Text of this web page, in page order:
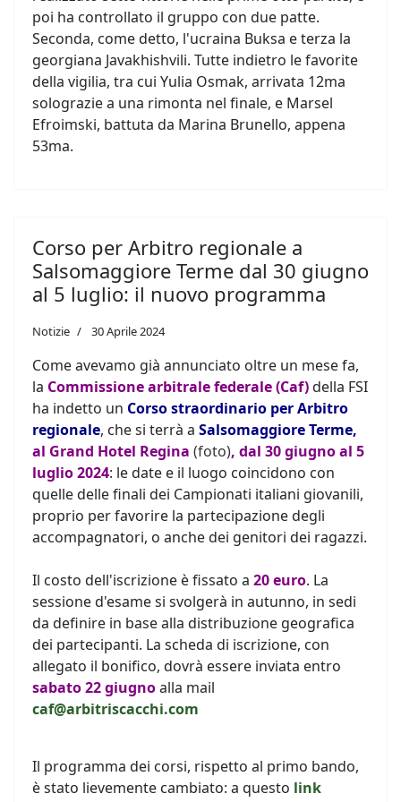
poi ha controllato il gruppo con due patte.
Seconda, come detto, l'ucraina Buksa e terza la
georgiana Javakhishvili. Tutte indietro le favorite
della vigilia, tra cui Yulia Osmak, arrivata 12ma
solograzie a una rimonta nel finale, e Marsel
Efroimski, battuta da Marina Brunello, appena
53ma.
Corso per Arbitro regionale a
Salsomaggiore Terme dal 30 giugno
al 5 luglio: il nuovo programma
Notizie 30 Aprile 2024
Come avevamo già annunciato oltre un mese fa,
la Commissione arbitrale federale (Caf)della FSI
ha indetto un Corso straordinario per Arbitro
regionale, che si terrà a Salsomaggiore Terme,
al Grand Hotel Regina (foto), dal 30 giugno al 5
luglio 2024: le date e il luogo coincidono con
quelle delle finali dei Campionati italiani giovanili,
proprio per favorire la partecipazione degli
accompagnatori, o anche dei genitori dei ragazzi.
Il costo dell'iscrizione è fissato a 20 euro. La
sessione d'esame si svolgerà in autunno, in sedi
da definire in base alla distribuzione geografica
dei partecipanti. La scheda di iscrizione, con
allegato il bonifico, dovrà essere inviata entro
sabato 22 giugnoalla mail
caf@arbitriscacchi.com
Il programma dei corsi, rispetto al primo bando,
è stato lievemente cambiato: a questo link